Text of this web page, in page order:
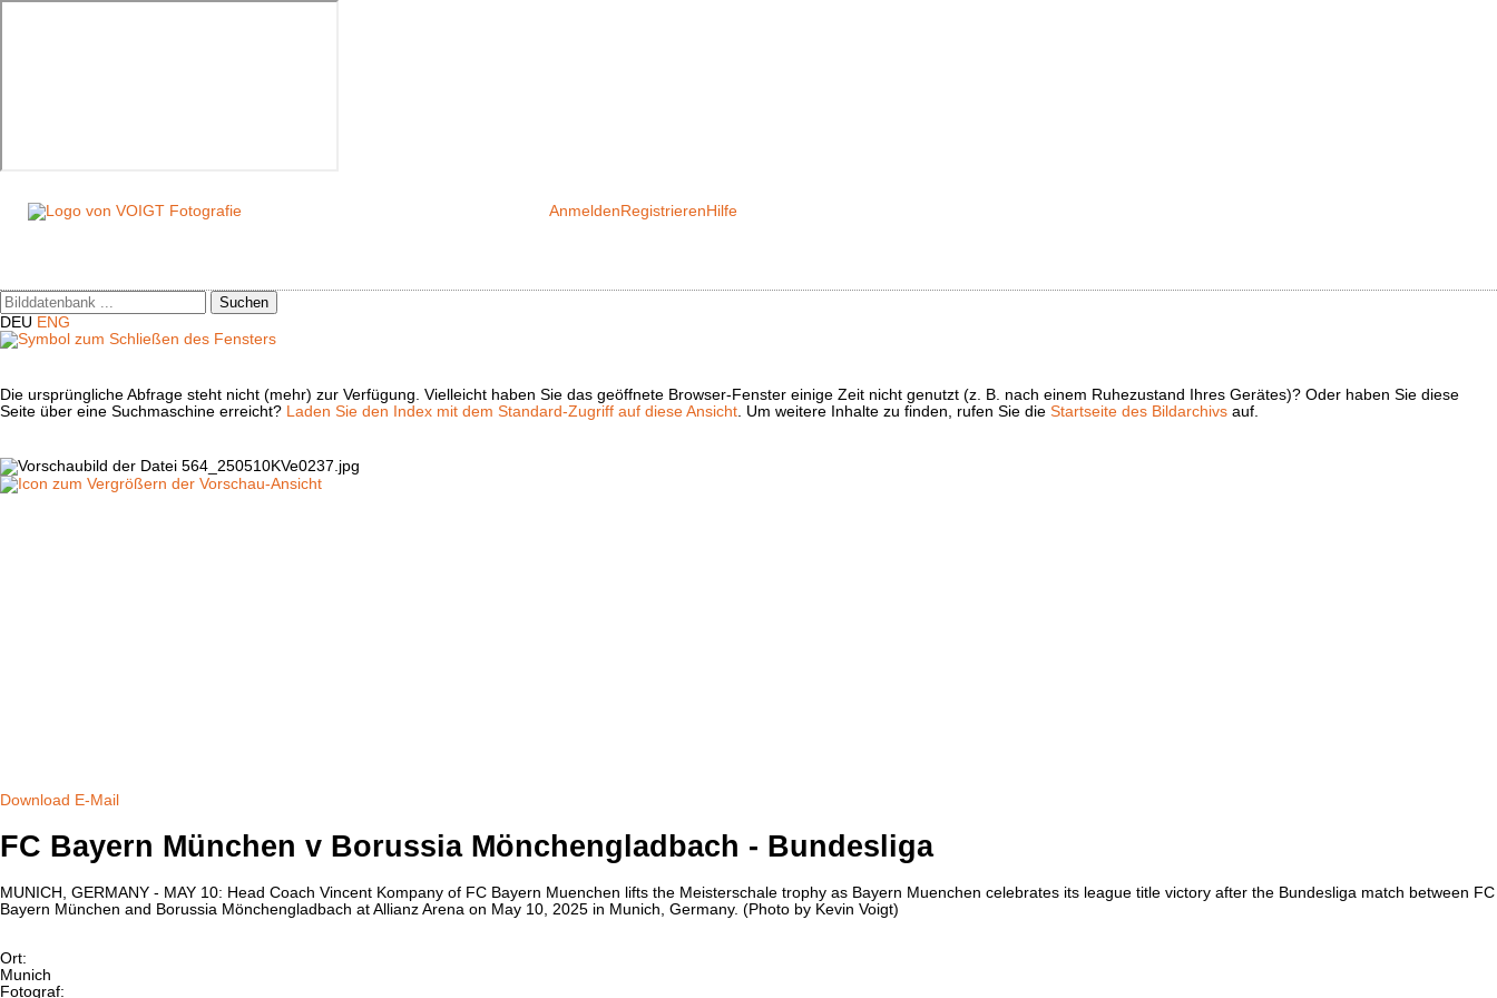
Anmelden Registrieren Hilfe
Suchen
DEU ENG
Die ursprüngliche Abfrage steht nicht (mehr) zur Verfügung. Vielleicht haben Sie das geöffnete Browser-Fenster einige Zeit nicht genutzt (z. B. nach einem Ruhezustand Ihres Gerätes)? Oder haben Sie diese
Seite über eine Suchmaschine erreicht? Laden Sie den Index mit dem Standard-Zugriff auf diese Ansicht. Um weitere Inhalte zu finden, rufen Sie die Startseite des Bildarchivs auf.
Download E-Mail
FC Bayern München v Borussia Mönchengladbach - Bundesliga
MUNICH, GERMANY - MAY 10: Head Coach Vincent Kompany of FC Bayern Muenchen lifts the Meisterschale trophy as Bayern Muenchen celebrates its league title victory after the Bundesliga match between FC
Bayern München and Borussia Mönchengladbach at Allianz Arena on May 10, 2025 in Munich, Germany. (Photo by Kevin Voigt)
Ort:
Munich
Fotograf: